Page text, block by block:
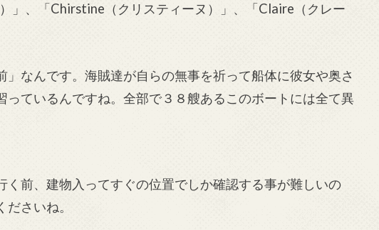
」、「Chirstine（クリスティーヌ）」、「Claire（クレー
」なんです。海賊達が自らの無事を祈って船体に彼女や奥さ
っているんですね。全部で３８艘あるこのボートには全て異
く前、建物入ってすぐの位置でしか確認する事が難しいの
さいね。